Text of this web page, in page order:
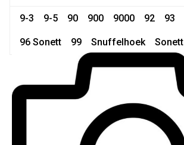
9-3 9-5 90 900 9000 92 93
96 Sonett 99 Snuffelhoek Sonett